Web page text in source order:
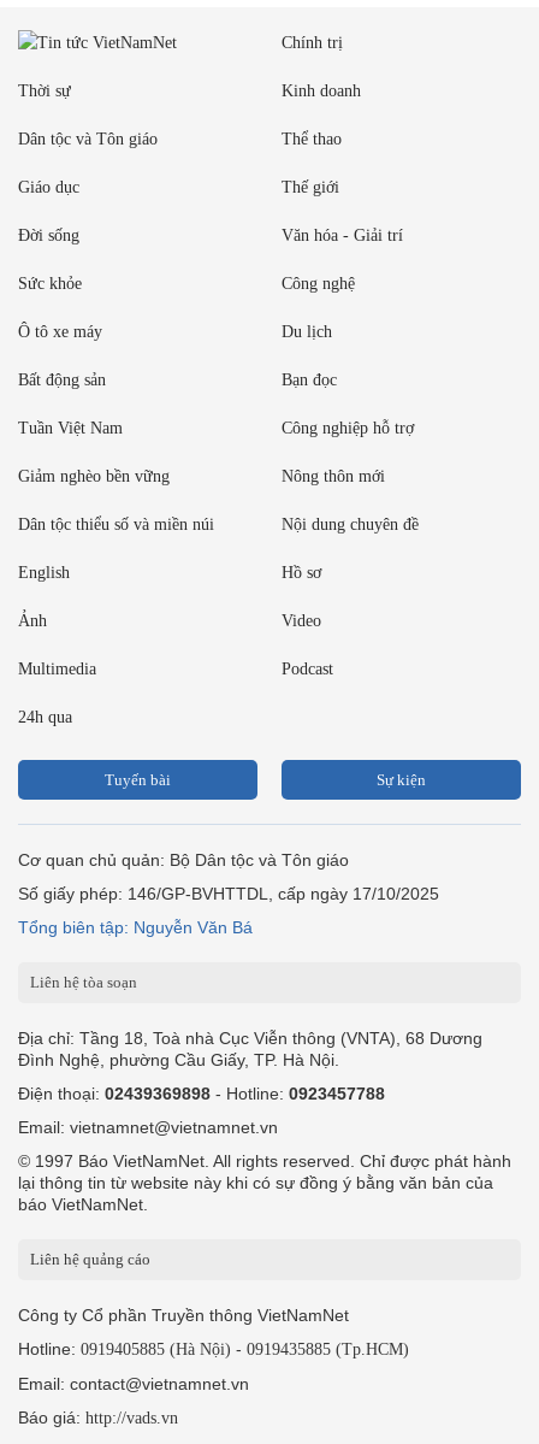
Chính trị
Thời sự Kinh doanh
Dân tộc và Tôn giáo Thể thao
Giáo dục Thế giới
Đời sống Văn hóa - Giải trí
Sức khỏe Công nghệ
Ô tô xe máy Du lịch
Bất động sản Bạn đọc
Tuần Việt Nam Công nghiệp hỗ trợ
Giảm nghèo bền vững Nông thôn mới
Dân tộc thiểu số và miền núi Nội dung chuyên đề
English Hồ sơ
Ảnh Video
Multimedia Podcast
24h qua
Tuyến bài Sự kiện
Cơ quan chủ quản: Bộ Dân tộc và Tôn giáo
Số giấy phép: 146/GP-BVHTTDL, cấp ngày 17/10/2025
Tổng biên tập: Nguyễn Văn Bá
Liên hệ tòa soạn
Địa chỉ: Tầng 18, Toà nhà Cục Viễn thông (VNTA), 68 Dương
Đình Nghệ, phường Cầu Giấy, TP. Hà Nội.
Điện thoại: 02439369898 - Hotline: 0923457788
Email: vietnamnet@vietnamnet.vn
© 1997 Báo VietNamNet. All rights reserved. Chỉ được phát hành
lại thông tin từ website này khi có sự đồng ý bằng văn bản của
báo VietNamNet.
Liên hệ quảng cáo
Công ty Cổ phần Truyền thông VietNamNet
Hotline: 0919405885 (Hà Nội) - 0919435885 (Tp.HCM)
Email: contact@vietnamnet.vn
Báo giá: http://vads.vn